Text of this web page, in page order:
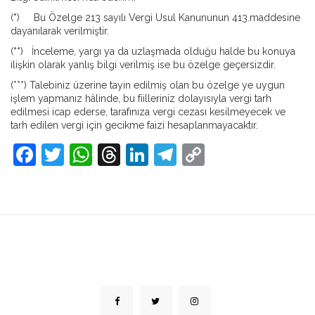
(*) Bu Özelge 213 sayılı Vergi Usul Kanununun 413.maddesine
dayanılarak verilmiştir.
(**) İnceleme, yargı ya da uzlaşmada olduğu halde bu konuya
ilişkin olarak yanlış bilgi verilmiş ise bu özelge geçersizdir.
(***) Talebiniz üzerine tayin edilmiş olan bu özelge ye uygun
işlem yapmanız hâlinde, bu fiilleriniz dolayısıyla vergi tarh
edilmesi icap ederse, tarafınıza vergi cezası kesilmeyecek ve
tarh edilen vergi için gecikme faizi hesaplanmayacaktır.
Facebook
Twitter
WhatsApp
Threads
LinkedIn
Telegram